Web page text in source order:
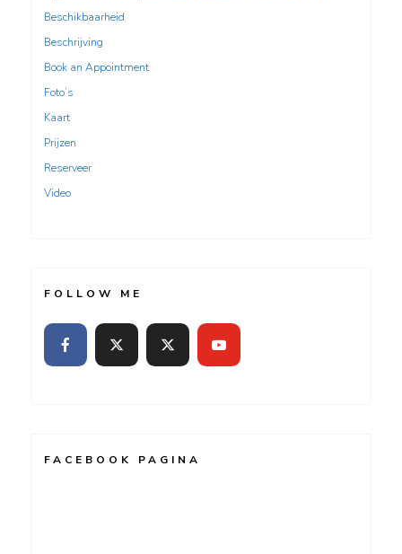
Beschikbaarheid
Beschrijving
Book an Appointment
Foto’s
Kaart
Prijzen
Reserveer
Video
FOLLOW ME
FACEBOOK PAGINA